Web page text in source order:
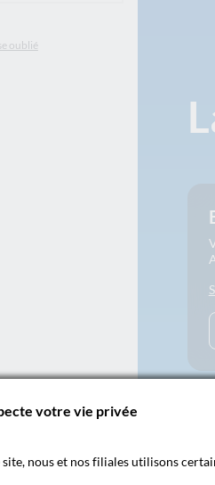
oublié
votre vie privée
nous et nos filiales utilisons